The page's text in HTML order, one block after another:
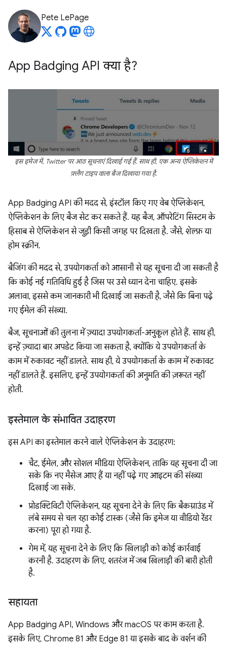
Pete LePage
App Badging API क्या है?
इस इमेज में, Twitter पर आठ सूचनाएं दिखाई गई हैं. साथ ही, एक अन्य ऐप्लिकेशन में
फ़्लैग टाइप वाला बैज दिखाया गया है.
App Badging API की मदद से, इंस्टॉल किए गए वेब ऐप्लिकेशन,
ऐप्लिकेशन के लिए बैज सेट कर सकते हैं. यह बैज, ऑपरेटिंग सिस्टम के
हिसाब से ऐप्लिकेशन से जुड़ी किसी जगह पर दिखता है. जैसे, शेल्फ़ या
होम स्क्रीन.
बैजिंग की मदद से, उपयोगकर्ता को आसानी से यह सूचना दी जा सकती है
कि कोई नई गतिविधि हुई है जिस पर उसे ध्यान देना चाहिए. इसके
अलावा, इससे कम जानकारी भी दिखाई जा सकती है, जैसे कि बिना पढ़े
गए ईमेल की संख्या.
बैज, सूचनाओं की तुलना में ज़्यादा उपयोगकर्ता-अनुकूल होते हैं. साथ ही,
इन्हें ज़्यादा बार अपडेट किया जा सकता है, क्योंकि ये उपयोगकर्ता के
काम में रुकावट नहीं डालते. साथ ही, ये उपयोगकर्ता के काम में रुकावट
नहीं डालते हैं. इसलिए, इन्हें उपयोगकर्ता की अनुमति की ज़रूरत नहीं
होती.
इस्तेमाल के संभावित उदाहरण
इस API का इस्तेमाल करने वाले ऐप्लिकेशन के उदाहरण:
चैट, ईमेल, और सोशल मीडिया ऐप्लिकेशन, ताकि यह सूचना दी जा
सके कि नए मैसेज आए हैं या नहीं पढ़े गए आइटम की संख्या
दिखाई जा सके.
प्रोडक्टिविटी ऐप्लिकेशन, यह सूचना देने के लिए कि बैकग्राउंड में
लंबे समय से चल रहा कोई टास्क (जैसे कि इमेज या वीडियो रेंडर
करना) पूरा हो गया है.
गेम में, यह सूचना देने के लिए कि खिलाड़ी को कोई कार्रवाई
करनी है. उदाहरण के लिए, शतरंज में जब खिलाड़ी की बारी होती
है.
सहायता
App Badging API, Windows और macOS पर काम करता है.
इसके लिए, Chrome 81 और Edge 81 या इसके बाद के वर्शन की